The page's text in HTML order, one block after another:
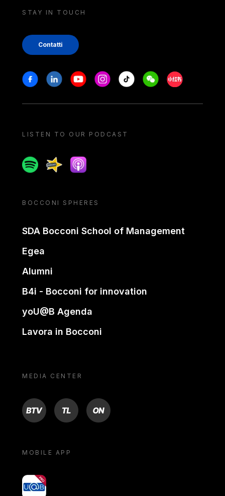
STAY IN TOUCH
Contatti
Stay in touch
FacebookLinkedinYoutubeInstagram
Tiktok WeechatXiaohongshu/
LISTEN TO OUR PODCAST
SpotifySpreakerApple podcast
BOCCONI SPHERES
SDA Bocconi School of Management
Egea
Alumni
B4i - Bocconi for innovation
yoU@B Agenda
Lavora in Bocconi
MEDIA CENTER
BTV TL ON
MOBILE APP
yoU@B